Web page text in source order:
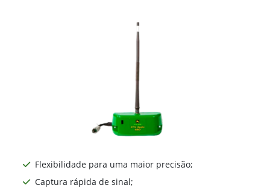
Flexibilidade para uma maior precisão;
Captura rápida de sinal;